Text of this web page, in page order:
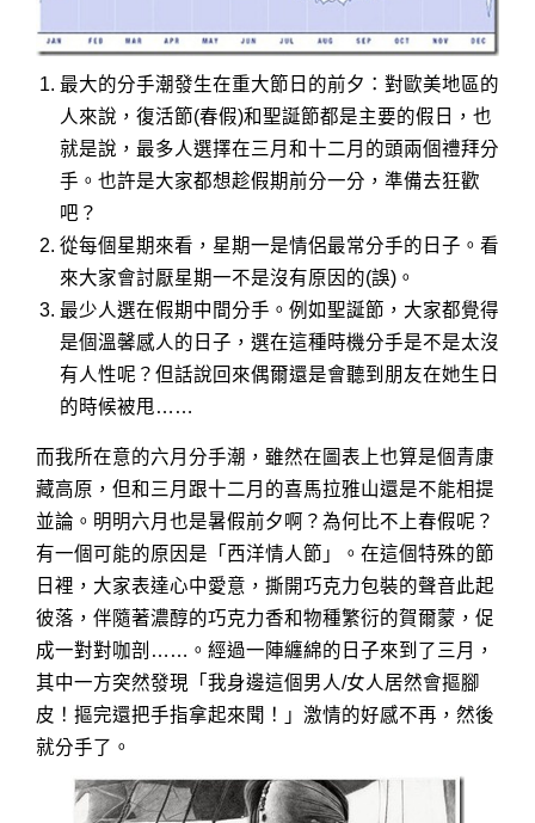
最大的分手潮發生在重大節日的前夕：對歐美地區的
人來說，復活節(春假)和聖誕節都是主要的假日，也
就是說，最多人選擇在三月和十二月的頭兩個禮拜分
手。也許是大家都想趁假期前分一分，準備去狂歡
吧？
從每個星期來看，星期一是情侶最常分手的日子。看
來大家會討厭星期一不是沒有原因的(誤)。
最少人選在假期中間分手。例如聖誕節，大家都覺得
是個溫馨感人的日子，選在這種時機分手是不是太沒
有人性呢？但話說回來偶爾還是會聽到朋友在她生日
的時候被甩……
而我所在意的六月分手潮，雖然在圖表上也算是個青康
藏高原，但和三月跟十二月的喜馬拉雅山還是不能相提
並論。明明六月也是暑假前夕啊？為何比不上春假呢？
有一個可能的原因是「西洋情人節」。在這個特殊的節
日裡，大家表達心中愛意，撕開巧克力包裝的聲音此起
彼落，伴隨著濃醇的巧克力香和物種繁衍的賀爾蒙，促
成一對對咖剖……。經過一陣纏綿的日子來到了三月，
其中一方突然發現「我身邊這個男人/女人居然會摳腳
皮！摳完還把手指拿起來聞！」激情的好感不再，然後
就分手了。